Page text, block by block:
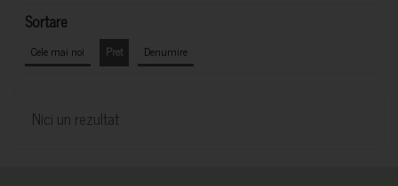
Sortare
Cele mai noi Pret Denumire
Nici un rezultat